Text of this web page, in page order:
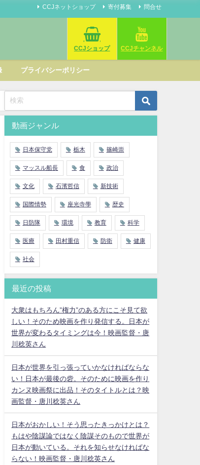
CCJネットショップ 寄付募集 問合せ
CCJショップ CCJチャンネル
プライバシーポリシー
動画ジャンル
日本保守党 栃木 篠崎崇
マッスル船長 食 政治
文化 石濱哲信 新技術
国際情勢 座光寺學 歴史
日防隊 環境 教育 科学
医療 田村重信 防衛 健康
社会
最近の投稿
大衆はもちろん”権力”のある方にこそ見て欲
しい！そのため映画を作り発信する。日本が
世界が変わるタイミングは今！映画監督・唐
川稔英さん
日本が世界を引っ張っていかなければならな
い！日本が最後の砦。そのために映画を作り
カンヌ映画祭に出品！そのタイトルとは？映
画監督・唐川稔英さん
日本がおかしい！そう思ったきっかけとは？
もはや陰謀論ではなく陰謀そのもので世界が
日本が動いている。それを知らせなければな
らない！映画監督・唐川稔英さん